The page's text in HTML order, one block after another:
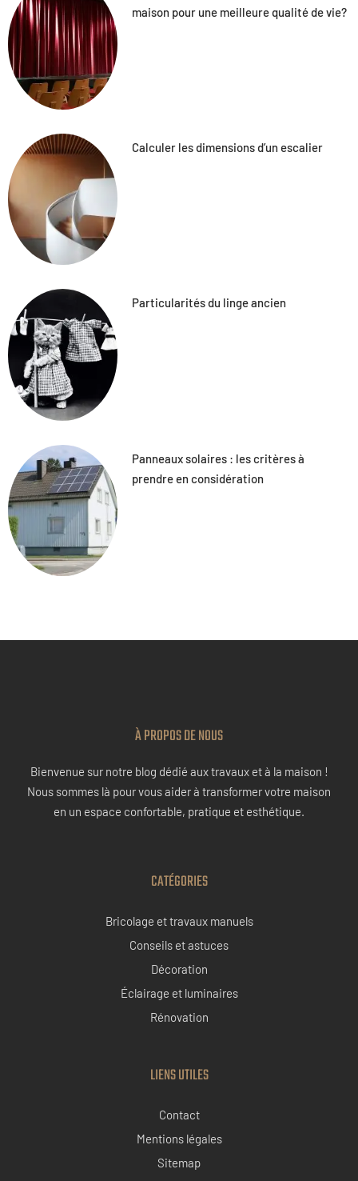
maison pour une meilleure qualité de vie?
Calculer les dimensions d’un escalier
Particularités du linge ancien
Panneaux solaires : les critères à
prendre en considération
À PROPOS DE NOUS
Bienvenue sur notre blog dédié aux travaux et à la maison !
Nous sommes là pour vous aider à transformer votre maison
en un espace confortable, pratique et esthétique.
CATÉGORIES
Bricolage et travaux manuels
Conseils et astuces
Décoration
Éclairage et luminaires
Rénovation
LIENS UTILES
Contact
Mentions légales
Sitemap